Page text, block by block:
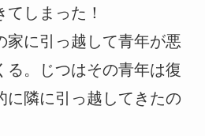
しまった！
家に引っ越して青年が悪
る。じつはその青年は復
に隣に引っ越してきたの